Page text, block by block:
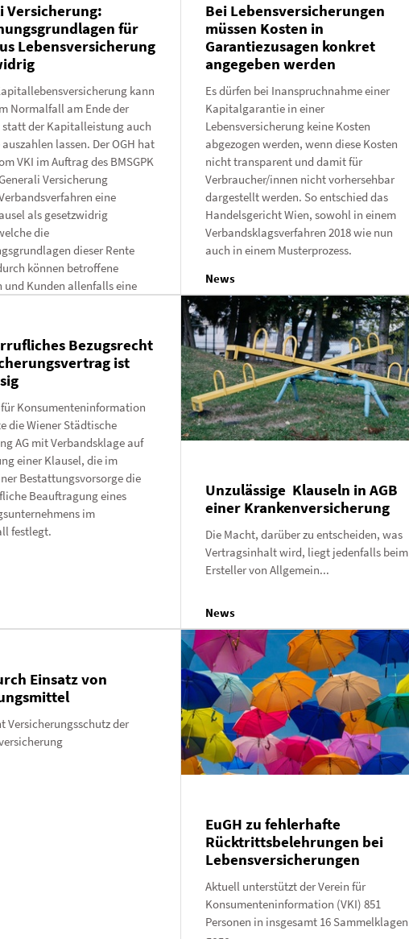
Versicherung:
für
Lebensversicherung
kann
Normalfall am Ende der
statt der Kapitalleistung auch
lassen. Der OGH hat
VKI im Auftrag des BMSGPK
Versicherung
eine
als gesetzwidrig
die
dieser Rente
können betroffene
und Kunden allenfalls eine
Bei Lebensversicherungen
müssen Kosten in
Garantiezusagen konkret
angegeben werden
Es dürfen bei Inanspruchnahme einer
Kapitalgarantie in einer
Lebensversicherung keine Kosten
abgezogen werden, wenn diese Kosten
nicht transparent und damit für
Verbraucher/innen nicht vorhersehbar
dargestellt werden. So entschied das
Handelsgericht Wien, sowohl in einem
Verbandsklagsverfahren 2018 wie nun
auch in einem Musterprozess.
News
Bezugsrecht
ist
für Konsumenteninformation
die Wiener Städtische
AG mit Verbandsklage auf
einer Klausel, die im
Bestattungsvorsorge die
Beauftragung eines
im
festlegt.
Unzulässige Klauseln in AGB
einer Krankenversicherung
Die Macht, darüber zu entscheiden, was
Vertragsinhalt wird, liegt jedenfalls beim
Ersteller von Allgemein...
News
Einsatz von
Versicherungsschutz der
EuGH zu fehlerhafte
Rücktrittsbelehrungen bei
Lebensversicherungen
Aktuell unterstützt der Verein für
Konsumenteninformation (VKI) 851
Personen in insgesamt 16 Sammelklagen